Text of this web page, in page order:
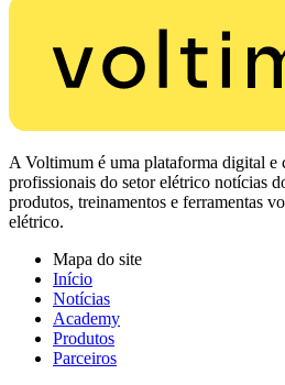
A Voltimum é uma plataforma digital e
profissionais do setor elétrico notícias
produtos, treinamentos e ferramentas
elétrico.
Mapa do site
Início
Notícias
Academy
Produtos
Parceiros